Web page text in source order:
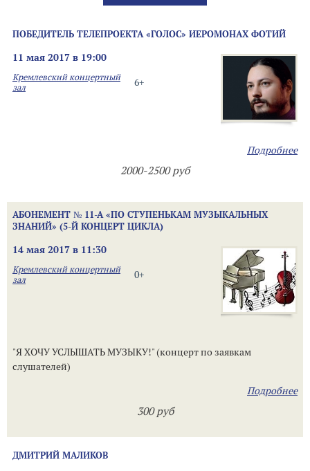
ПОБЕДИТЕЛЬ ТЕЛЕПРОЕКТА «ГОЛОС» ИЕРОМОНАХ ФОТИЙ
11 мая 2017 в 19:00
6+
Кремлевский концертный
зал
Подробнее
2000-2500 руб
АБОНЕМЕНТ № 11-А «ПО СТУПЕНЬКАМ МУЗЫКАЛЬНЫХ
ЗНАНИЙ» (5-Й КОНЦЕРТ ЦИКЛА)
14 мая 2017 в 11:30
0+
Кремлевский концертный
зал
"Я ХОЧУ УСЛЫШАТЬ МУЗЫКУ!" (концерт по заявкам
слушателей)
Подробнее
300 руб
ДМИТРИЙ МАЛИКОВ